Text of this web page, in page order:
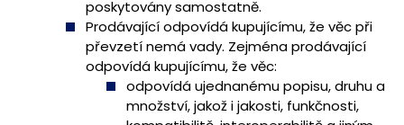
poskytovány samostatně.
Prodávající odpovídá kupujícímu, že věc při
převzetí nemá vady. Zejména prodávající
odpovídá kupujícímu, že věc:
odpovídá ujednanému popisu, druhu a
množství, jakož i jakosti, funkčnosti,